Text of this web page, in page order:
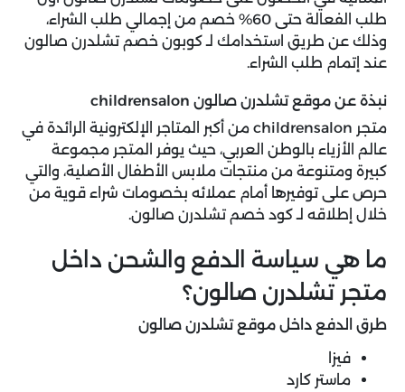
طلب الفعالة حتى 60% خصم من إجمالي طلب الشراء،
وذلك عن طريق استخدامك لـ كوبون خصم تشلدرن صالون
عند إتمام طلب الشراء.
نبذة عن موقع تشلدرن صالون childrensalon
متجر childrensalon من أكبر المتاجر الإلكترونية الرائدة في
عالم الأزياء بالوطن العربي، حيث يوفر المتجر مجموعة
كبيرة ومتنوعة من منتجات ملابس الأطفال الأصلية، والتي
حرص على توفيرها أمام عملائه بخصومات شراء قوية من
خلال إطلاقه لـ كود خصم تشلدرن صالون.
ما هي سياسة الدفع والشحن داخل
متجر تشلدرن صالون؟
طرق الدفع داخل موقع تشلدرن صالون
فيزا
ماستر كارد